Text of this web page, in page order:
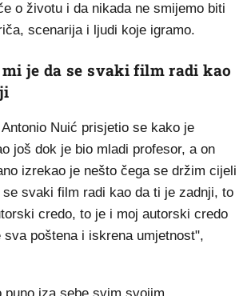
o životu i da nikada ne smijemo biti
scenarija i ljudi koje igramo.
mi je da se svaki film radi kao
Nuić prisjetio se kako je
još dok je bio mladi profesor, a on
izrekao je nešto čega se držim cijeli
svaki film radi kao da ti je zadnji, to
credo, to je i moj autorski credo
sva poštena i iskrena umjetnost",